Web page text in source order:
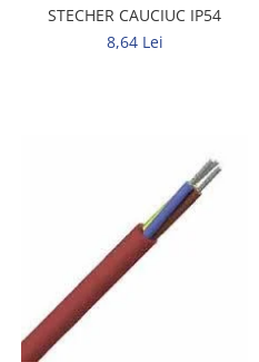
STECHER CAUCIUC IP54
8,64 Lei